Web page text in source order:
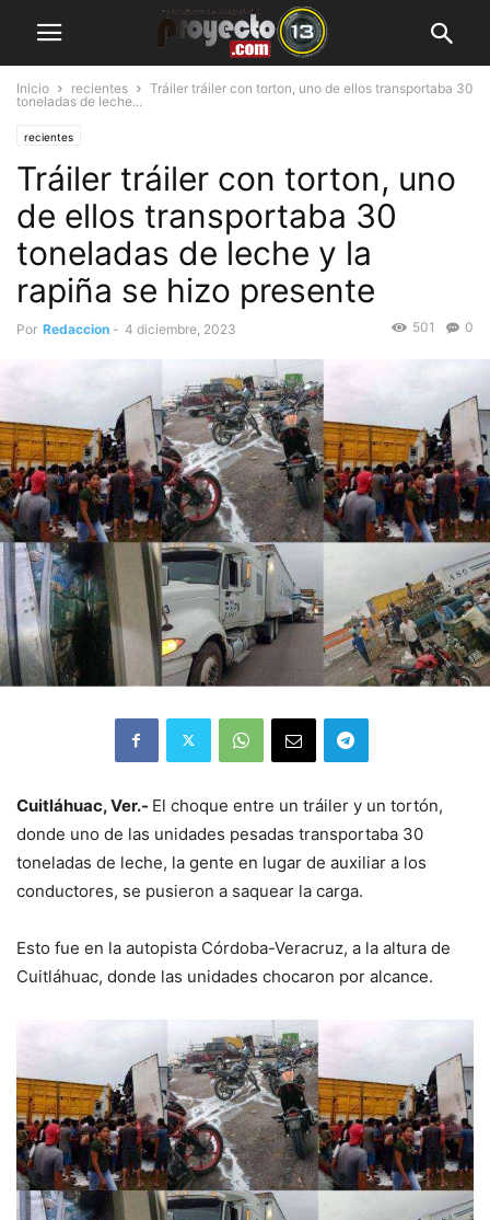
Inicio recientes
Tráiler tráiler con torton, uno de ellos transportaba 30
toneladas de leche...
recientes
Tráiler tráiler con torton, uno
de ellos transportaba 30
toneladas de leche y la
rapiña se hizo presente
Por Redaccion - 4 diciembre, 2023 0
501
Cuitláhuac, Ver.- El choque entre un tráiler y un tortón,
donde uno de las unidades pesadas transportaba 30
toneladas de leche, la gente en lugar de auxiliar a los
conductores, se pusieron a saquear la carga.
Esto fue en la autopista Córdoba-Veracruz, a la altura de
Cuitláhuac, donde las unidades chocaron por alcance.